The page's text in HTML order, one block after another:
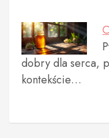
dobry dla serca,
kontekście…